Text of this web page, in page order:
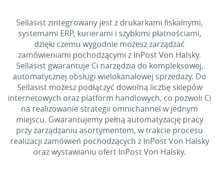
Sellasist zintegrowany jest z drukarkami fiskalnymi,
systemami ERP, kurierami i szybkimi płatnościami,
dzięki czemu wygodnie możesz zarządzać
zamówieniami pochodzącymi z InPost Von Halsky.
Sellasist gwarantuje Ci narzędzia do kompleksowej,
automatycznej obsługi wielokanałowej sprzedaży. Do
Sellasist możesz podłączyć dowolną liczbę sklepów
internetowych oraz platform handlowych, co pozwoli Ci
na realizowanie strategii omnichannel w jednym
miejscu. Gwarantujemy pełną automatyzację pracy
przy zarządzaniu asortymentem, w trakcie procesu
realizacji zamówień pochodzących z InPost Von Halsky
oraz wystawianiu ofert InPost Von Halsky.